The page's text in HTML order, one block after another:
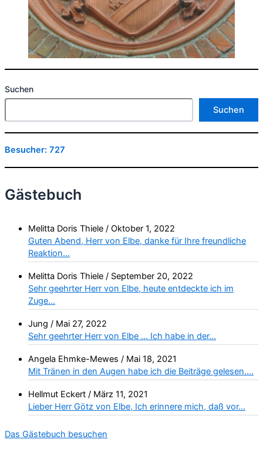
Suchen
Suchen
Besucher: 727
Gästebuch
Melitta Doris Thiele / Oktober 1, 2022
Guten Abend, Herr von Elbe, danke für Ihre freundliche
Reaktion...
Melitta Doris Thiele / September 20, 2022
Sehr geehrter Herr von Elbe, heute entdeckte ich im
Zuge...
Jung / Mai 27, 2022
Sehr geehrter Herr von Elbe … Ich habe in der...
Angela Ehmke-Mewes / Mai 18, 2021
Mit Tränen in den Augen habe ich die Beiträge gelesen....
Hellmut Eckert / März 11, 2021
Lieber Herr Götz von Elbe, Ich erinnere mich, daß vor...
Das Gästebuch besuchen